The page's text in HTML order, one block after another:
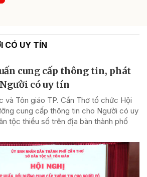
CÓ UY TÍN
cung cấp thông tin, phát
có uy tín
và Tôn giáo TP. Cần Thơ tổ chức Hội
cung cấp thông tin cho Người có uy
tộc thiểu số trên địa bàn thành phố